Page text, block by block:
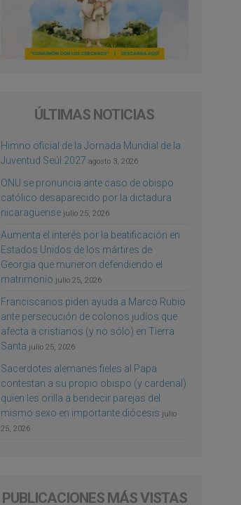
ÚLTIMAS NOTICIAS
Himno oficial de la Jornada Mundial de la
Juventud Seúl 2027 agosto 3, 2026
ONU se pronuncia ante caso de obispo
católico desaparecido por la dictadura
nicaragüense julio 25, 2026
Aumenta el interés por la beatificación en
Estados Unidos de los mártires de
Georgia que murieron defendiendo el
matrimonio julio 25, 2026
Franciscanos piden ayuda a Marco Rubio
ante persecución de colonos judíos que
afecta a cristianos (y no sólo) en Tierra
Santa julio 25, 2026
Sacerdotes alemanes fieles al Papa
contestan a su propio obispo (y cardenal)
quien les orilla a bendecir parejas del
mismo sexo en importante diócesis julio
25, 2026
PUBLICACIONES MÁS VISTAS